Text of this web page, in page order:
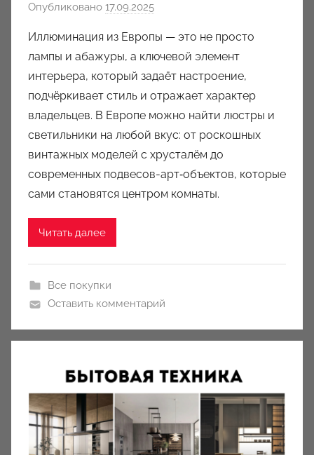
Опубликовано 17.09.2025
т
о
р
о
м
a
u
k
c
Иллюминация из Европы — это не просто
лампы и абажуры, а ключевой элемент
интерьера, который задаёт настроение,
подчёркивает стиль и отражает характер
владельцев. В Европе можно найти люстры и
светильники на любой вкус: от роскошных
винтажных моделей с хрусталём до
современных подвесов-арт‑объектов, которые
сами становятся центром комнаты.
Читать далее
Все покупки
Оставить комментарий